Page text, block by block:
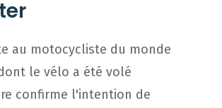
au motocycliste du monde
le vélo a été volé
confirme l'intention de